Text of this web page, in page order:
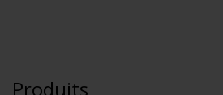
Produits